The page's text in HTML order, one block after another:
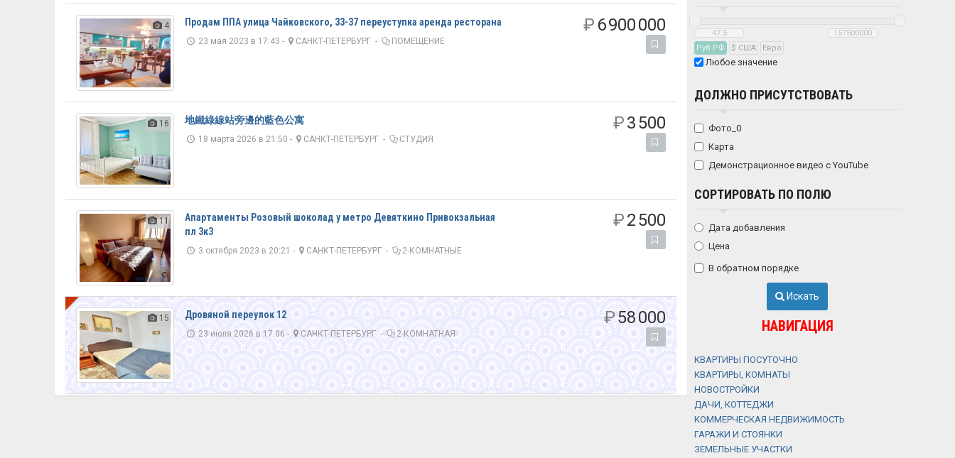
4 Продам ППА улица Чайковского, 33-37 переуступка аренда ресторана
23 мая 2023 в 17:43 - САНКТ-ПЕТЕРБУРГ - ПОМЕЩЕНИЕ
₽ 6 900 000
16 地鐵綠線站旁邊的藍色公寓
18 марта 2026 в 21:50 - САНКТ-ПЕТЕРБУРГ - СТУДИЯ
₽3 500
11
Апартаменты Розовый шоколад у метро Девяткино Привокзальная
пл 3к3
3 октября 2023 в 20:21 - САНКТ-ПЕТЕРБУРГ - 2-КОМНАТНЫЕ
₽2 500
15 Дровяной переулок 12
23 июля 2026 в 17:06 - САНКТ-ПЕТЕРБУРГ - 2-КОМНАТНАЯ
₽58 000
Руб РФ $ США Eвро
Любое значение
ДОЛЖНО ПРИСУТСТВОВАТЬ
Фото_0
Карта
Демонстрационное видео с YouTube
СОРТИРОВАТЬ ПО ПОЛЮ
Дата добавления
Цена
В обратном порядке
Искать
НАВИГАЦИЯ
КВАРТИРЫ ПОСУТОЧНО
КВАРТИРЫ, КОМНАТЫ
НОВОСТРОЙКИ
ДАЧИ, КОТТЕДЖИ
КОММЕРЧЕСКАЯ НЕДВИЖИМОСТЬ
ГАРАЖИ И СТОЯНКИ
ЗЕМЕЛЬНЫЕ УЧАСТКИ